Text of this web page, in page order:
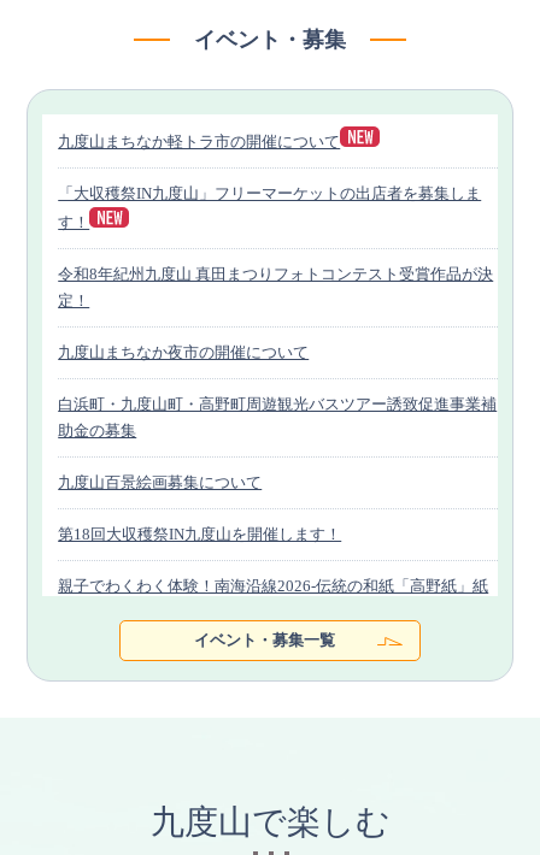
橋本・伊都地域デジタルマップ「ぐるっとこうやさんぽ」につ
いて
2025-02-21
町石道（他ハイキングコース）の通行状況について
（R07.02.21時点）
2025-02-03
町石道（他ハイキングコース）の通行状況について
（R07.02.03時点）
イベント・募集
九度山まちなか軽トラ市の開催について
「大収穫祭IN九度山」フリーマーケットの出店者を募集しま
す！
令和8年紀州九度山 真田まつりフォトコンテスト受賞作品が決
定！
九度山まちなか夜市の開催について
白浜町・九度山町・高野町周遊観光バスツアー誘致促進事業補
助金の募集
九度山百景絵画募集について
第18回大収穫祭IN九度山を開催します！
親子でわくわく体験！南海沿線2026-伝統の和紙「高野紙」紙
観光スポットを周遊した方には特産品プレゼント～「白浜町×
イベント・募集一覧
九度山で楽しむ